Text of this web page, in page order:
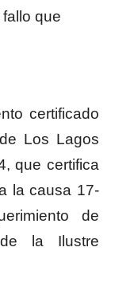
que
certificado
Los Lagos
que certifica
la causa 17-
de
la Ilustre